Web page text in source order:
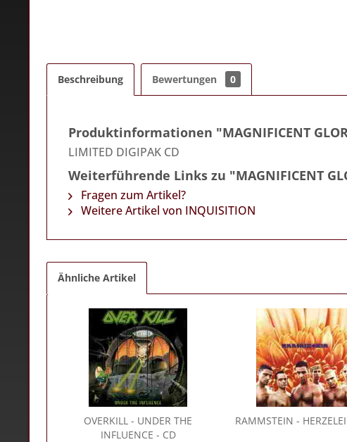
Beschreibung Bewertungen 0
Produktinformationen "MAGNIFICENT
LIMITED DIGIPAK CD
Weiterführende Links zu "MAGNIFICENT
Fragen zum Artikel?
Weitere Artikel von INQUISITION
Ähnliche Artikel
OVERKILL - UNDER THE
INFLUENCE - CD
RAMMSTEIN -